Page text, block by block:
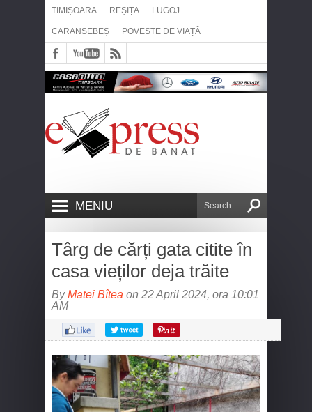
TIMIȘOARA REȘIȚA LUGOJ
CARANSEBEȘ POVESTE DE VIAȚĂ
MENIU
Târg de cărți gata citite în
casa vieților deja trăite
ByMatei Bîtea on 22 April 2024, ora 10:01
AM